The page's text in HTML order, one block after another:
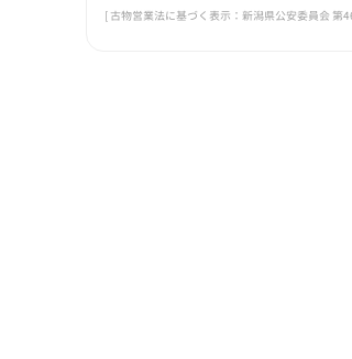
[ 古物営業法に基づく表示：新潟県公安委員会 第